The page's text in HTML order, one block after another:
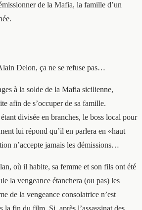
de la Mafia, la famille d’un
Delon, ça ne se refuse pas…
à la solde de la Mafia sicilienne,
afin de s’occuper de sa famille.
divisée en branches, le boss local pour
lui répond qu’il en parlera en «haut
n’accepte jamais les démissions…
où il habite, sa femme et son fils ont été
la vengeance étanchera (ou pas) les
de la vengeance consolatrice n’est
la fin du film. Si, après l’assassinat des